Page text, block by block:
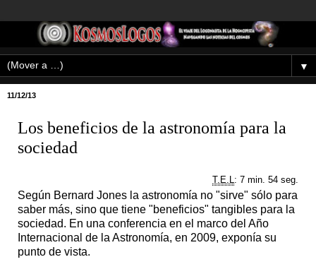
▼
11/12/13
Los beneficios de la astronomía para la
sociedad
T.E.L : 7 min. 54 seg.
Según Bernard Jones la astronomía no "sirve" sólo para
saber más, sino que tiene "beneficios" tangibles para la
sociedad. En una conferencia en el marco del Año
Internacional de la Astronomía, en 2009, exponía su
punto de vista.